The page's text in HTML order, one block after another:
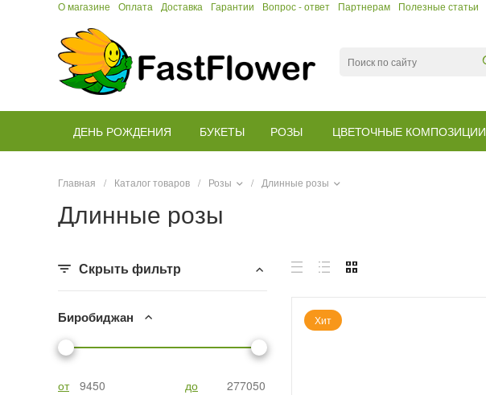
О магазине Оплата Доставка Гарантии Вопрос - ответ Партнерам Полезные статьи
ДЕНЬ РОЖДЕНИЯ БУКЕТЫ РОЗЫ ЦВЕТОЧНЫЕ КОМПОЗИЦИИ
Главная / Каталог товаров / Розы / Длинные розы
Длинные розы
Скрыть фильтр
Биробиджан
от до
Хит